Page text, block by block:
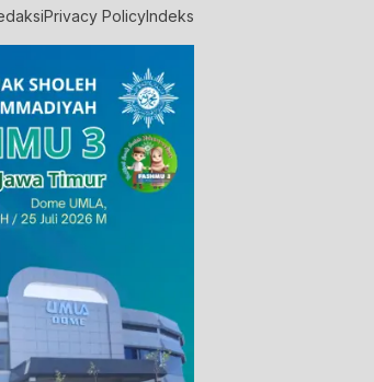
Privacy PolicyIndeks